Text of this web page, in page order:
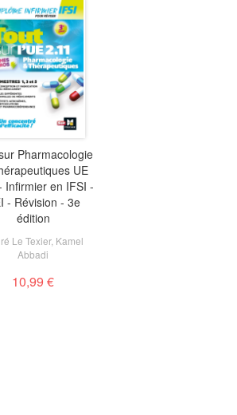
Pharmacologie
UE
Infirmier en IFSI -
- Révision - 3e
édition
Le Texier, Kamel
Abbadi
10,99 €